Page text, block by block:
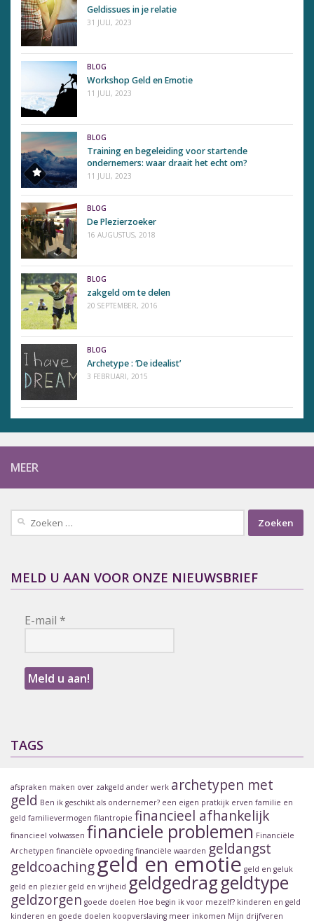
Geldissues in je relatie
31 JULI, 2023
BLOG
Workshop Geld en Emotie
11 JULI, 2023
BLOG
Training en begeleiding voor startende
ondernemers: waar draait het echt om?
11 JULI, 2023
BLOG
De Plezierzoeker
16 AUGUSTUS, 2018
BLOG
zakgeld om te delen
20 SEPTEMBER, 2016
BLOG
Archetype : ‘De idealist’
3 FEBRUARI, 2015
MEER
Zoeken
naar:
MELD U AAN VOOR ONZE NIEUWSBRIEF
E-mail *
TAGS
afspraken maken over zakgeld ander werk archetypen met
geld Ben ik geschikt als ondernemer? een eigen pratkijk erven familie en
geld familievermogen filantropie financieel afhankelijk
financieel volwassen financiele problemen Financiële
Archetypen financiële opvoeding financiële waarden geldangst
geldcoachinggeld en emotie geld en geluk
geld en plezier geld en vrijheid geldgedraggeldtype
geldzorgen goede doelen Hoe begin ik voor mezelf? kinderen en geld
kinderen en goede doelen koopverslaving meer inkomen Mijn drijfveren